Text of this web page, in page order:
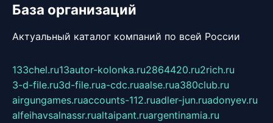
База организаций
Актуальный каталог компаний по всей России
133chel.ru13autor-kolonka.ru2864420.ru2rich.ru
3-d-file.ru3d-file.rua-cdc.ruaalse.rua380club.ru
airgungames.ruaccounts-112.ruadler-jun.ruadonyev.ru
alfeihavsalnassr.rualtaipant.ruargentinamia.ru